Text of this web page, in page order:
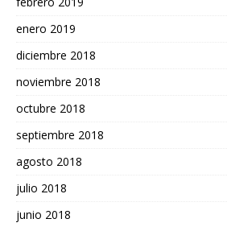
enero 2019
diciembre 2018
noviembre 2018
octubre 2018
septiembre 2018
agosto 2018
julio 2018
junio 2018